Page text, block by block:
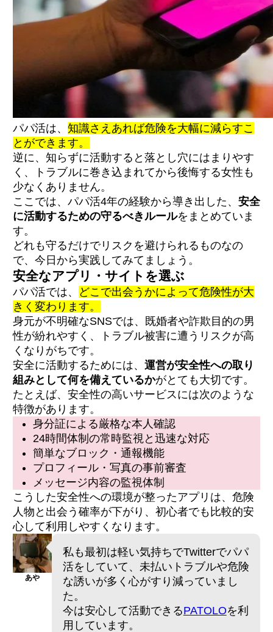
パパ活は、 知識さえあれば危険を大幅に減らすこ
とができます。
逆に、知らずに活動すると落とし穴にはまりやす
く、トラブルに巻き込まれてから後悔する女性も
少なくありません。
ここでは、パパ活4年の経験から導き出した、 安全
に活動するための守るべきルールをまとめていま
す。
どれも守るだけでリスクを避けられるものなの
で、今日から実践してみてましょう。
安全なアプリ・サイトを選ぶ
パパ活では、
どこで出会うかによって危険性が大
きく変わります。
身元が不明確なSNSでは、既婚者や詐欺目的の男
性が紛れやすく、トラブル被害に遭うリスクが高
くなりがちです。
安全に活動するためには、 運営が安全性への取り
組みとして何を備えているかがとても大切です。
たとえば、安全性の高いサービスには次のような
特徴があります。
身分証による厳格な本人確認
24時間体制の常時監視と迅速な対応
簡単なブロック・通報機能
プロフィール・写真の事前審査
メッセージ内容の監視体制
こうした安全性への環境が整ったアプリは、危険
人物と出会う確率が下がり、初心者でも比較的安
心して利用しやすくなります。
あや
私も最初は軽い気持ちでTwitterでパパ
活をしていて、未払いトラブルや危険
な誘いが多く心がすり減っていまし
た。
今は安心して活動できるPATOLOを利
用しています。